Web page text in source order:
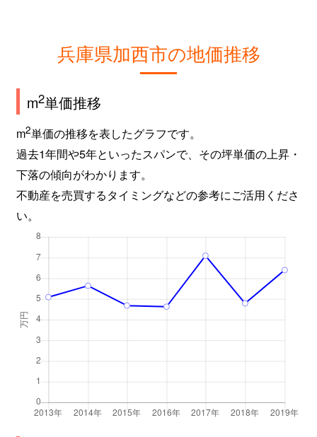
兵庫県加西市の地価推移
m2単価推移
m2単価の推移を表したグラフです。
過去1年間や5年といったスパンで、その坪単価の上昇・
下落の傾向がわかります。
不動産を売買するタイミングなどの参考にご活用くださ
い。